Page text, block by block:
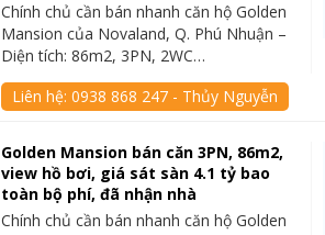
Chính chủ cần bán nhanh căn hộ Golden
Mansion của Novaland, Q. Phú Nhuận –
Diện tích: 86m2, 3PN, 2WC…
Liên hệ:0938 868 247 - Thủy Nguyễn
Golden Mansion bán căn 3PN, 86m2,
view hồ bơi, giá sát sàn 4.1 tỷ bao
toàn bộ phí, đã nhận nhà
Chính chủ cần bán nhanh căn hộ Golden